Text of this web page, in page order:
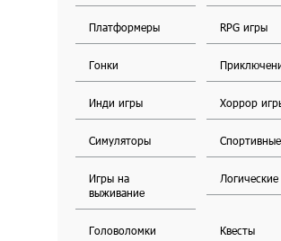
Платформеры RPG игры
Гонки
Инди игры Хоррор
Симуляторы Спортивные
Игры на
выживание
Головоломки Квесты